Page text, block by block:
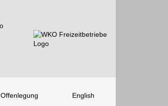
Offenlegung English